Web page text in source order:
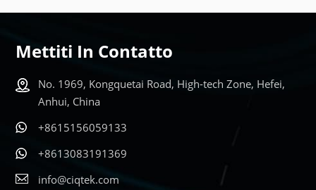
Mettiti In Contatto
No. 1969, Kongquetai Road, High-tech Zone, Hefei,
Anhui, China
+8615156059133
+8613083191369
info@ciqtek.com